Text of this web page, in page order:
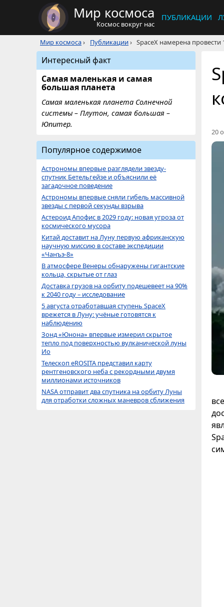
Мир космоса
Космос вокруг нас
ПУБЛИКАЦИИ
Мир космоса› Публикации› SpaceX намерена провести
20
Интересный факт
Самая маленькая и самая
большая планета
Самая маленькая планета Солнечной
системы – Плутон, самая большая –
Юпитер.
Популярное содержимое
Астрономы впервые разглядели звезду-
спутник Бетельгейзе и объяснили её
загадочное поведение
Астрономы впервые сняли гибель массивной
звезды с первой секунды взрыва
Астероид Апофис в 2029 году: новая угроза от
космического мусора
Китай доставит на Луну первую африканскую
научную миссию в составе экспедиции
«Чанъэ-8»
В атмосфере Венеры обнаружены гигантские
кольца, скрытые от глаз
Доставка грузов на орбиту подешевеет на 90%
к 2040 году – исследование
5 августа отработавшая ступень SpaceX
врежется в Луну: учёные готовятся к
наблюдению
Зонд «Юнона» впервые измерил скрытое
тепло под поверхностью вулканической луны
Ио
Телескоп eROSITA представил карту
рентгеновского неба с рекордными двумя
миллионами источников
NASA отправит два спутника на орбиту Луны
для отработки сложных маневров сближения